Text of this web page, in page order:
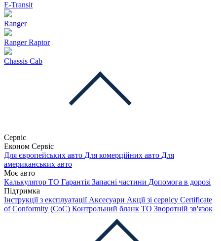
E-Transit
Ranger
Ranger Raptor
Chassis Cab
Сервіс
Економ Сервіс
Для європейських авто Для комерційних авто Для
американських авто
Моє авто
Калькулятор ТО Гарантія Запасні частини Допомога в дорозі
Підтримка
Інструкції з експлуатації Аксесуари Акції зі сервісу Certificate
of Conformity (CoC) Контрольний бланк ТО Зворотній зв'язок